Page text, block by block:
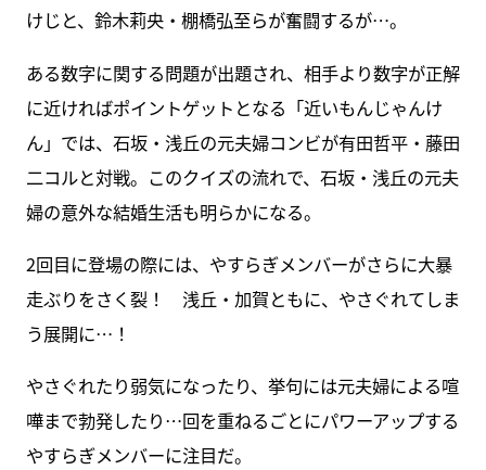
けじと、鈴木莉央・棚橋弘至らが奮闘するが…。
ある数字に関する問題が出題され、相手より数字が正解
に近ければポイントゲットとなる「近いもんじゃんけ
ん」では、石坂・浅丘の元夫婦コンビが有田哲平・藤田
二コルと対戦。このクイズの流れで、石坂・浅丘の元夫
婦の意外な結婚生活も明らかになる。
2回目に登場の際には、やすらぎメンバーがさらに大暴
走ぶりをさく裂！ 浅丘・加賀ともに、やさぐれてしま
う展開に…！
やさぐれたり弱気になったり、挙句には元夫婦による喧
嘩まで勃発したり…回を重ねるごとにパワーアップする
やすらぎメンバーに注目だ。